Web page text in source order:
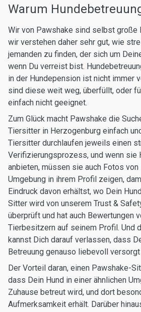
Warum
Wir von Pawshake sind selbst große
wir verstehen daher sehr gut, wie
jemanden zu finden, der sich um
wenn Du verreist bist.
in der Hundepension ist nicht immer
sind diese weit weg, überfüllt, oder
einfach nicht geeignet.
Zum Glück macht Pawshake die
Tiersitter in Herzogenburg einfach
Tiersitter durchlaufen jeweils einen
Verifizierungsprozess, und wenn sie
anbieten, müssen sie auch Fotos von
Umgebung in ihrem Profil zeigen,
Eindruck davon erhältst, wo Dein
Sitter wird von unserem Trust &
überprüft und hat auch Bewertungen
Tierbesitzern auf seinem Profil. Und
kannst Dich darauf verlassen, dass
Betreuung genauso liebevoll
Der Vorteil daran, einen Pawshake-
dass Dein Hund in einer ähnlichen
Zuhause betreut wird, und dort
Aufmerksamkeit erhält. Darüber